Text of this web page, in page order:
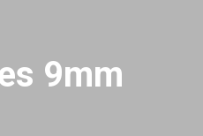
9mm